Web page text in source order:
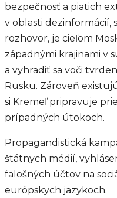
bezpečnosť a piatich
v oblasti dezinformácií,
rozhovor, je cieľom
západnými krajinami v
a vyhradiť sa voči
Rusku. Zároveň
si Kremeľ pripravuje
prípadných útokoch.
Propagandistická
štátnych médií,
falošných účtov na
európskych jazykoch.